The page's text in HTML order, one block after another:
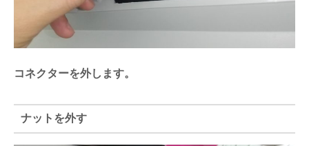
コネクターを外します。
ナットを外す